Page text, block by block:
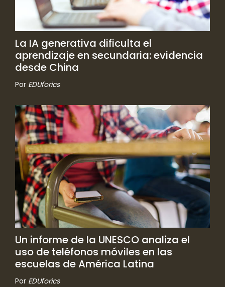
La IA generativa dificulta el
aprendizaje en secundaria: evidencia
desde China
Por EDUforics
Un informe de la UNESCO analiza el
uso de teléfonos móviles en las
escuelas de América Latina
Por EDUforics